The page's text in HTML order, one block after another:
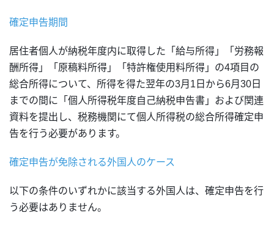
確定申告期間
居住者個人が納税年度内に取得した「給与所得」「労務報
酬所得」「原稿料所得」「特許権使用料所得」の4項目の
総合所得について、所得を得た翌年の3月1日から6月30日
までの間に「個人所得税年度自己納税申告書」および関連
資料を提出し、税務機関にて個人所得税の総合所得確定申
告を行う必要があります。
確定申告が免除される外国人のケース
以下の条件のいずれかに該当する外国人は、確定申告を行
う必要はありません。